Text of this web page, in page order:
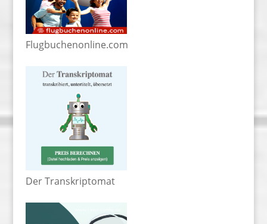
Flugbuchenonline.com
Der Transkriptomat